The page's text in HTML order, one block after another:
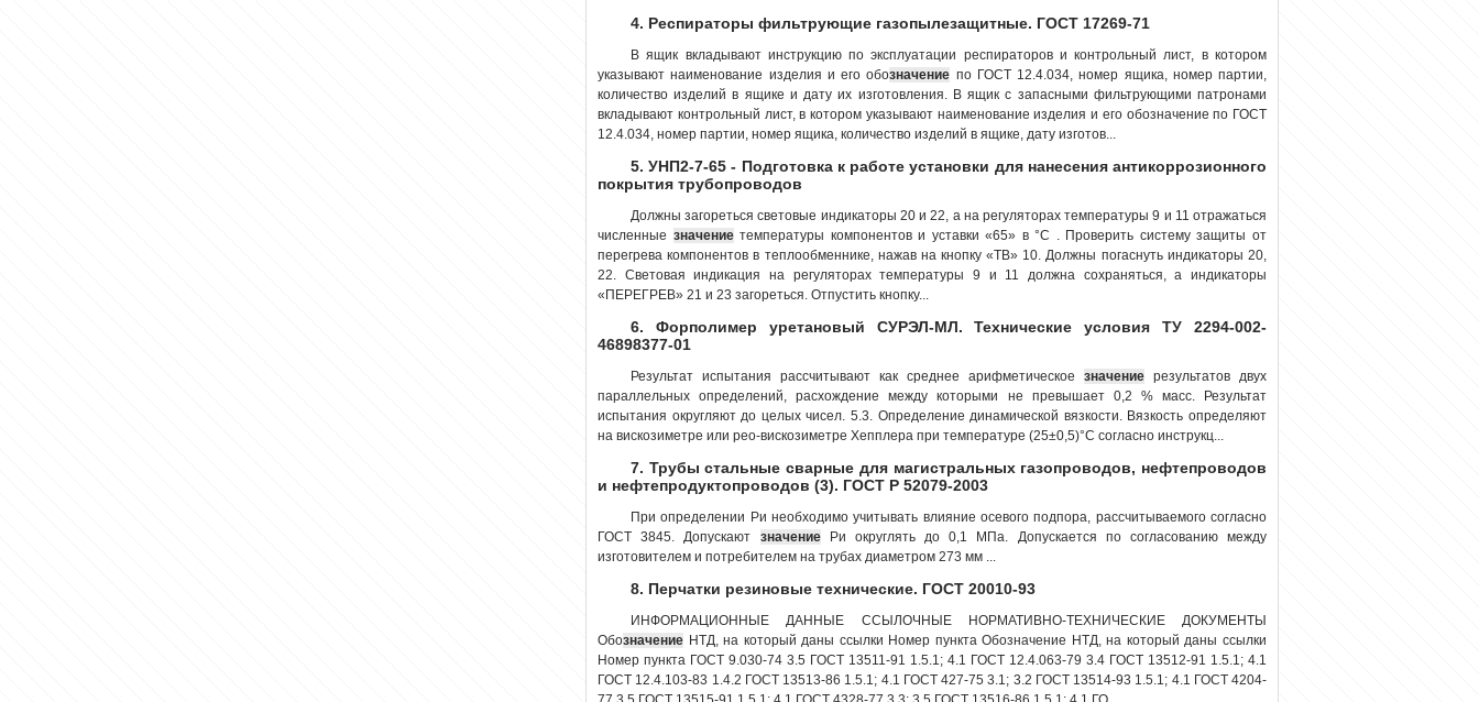
4. Респираторы фильтрующие газопылезащитные. ГОСТ 17269-71
В ящик вкладывают инструкцию по эксплуатации респираторов и контрольный лист, в котором
указывают наименование изделия и его обозначение по ГОСТ 12.4.034, номер ящика, номер партии,
количество изделий в ящике и дату их изготовления. В ящик с запасными фильтрующими патронами
вкладывают контрольный лист, в котором указывают наименование изделия и его обозначение по ГОСТ
12.4.034, номер партии, номер ящика, количество изделий в ящике, дату изготов...
5. УНП2-7-65 - Подготовка к работе установки для нанесения антикоррозионного
покрытия трубопроводов
Должны загореться световые индикаторы 20 и 22, а на регуляторах температуры 9 и 11 отражаться
численные значениетемпературы компонентов и уставки «65» в °С . Проверить систему защиты от
перегрева компонентов в теплообменнике, нажав на кнопку «ТВ» 10. Должны погаснуть индикаторы 20,
22. Световая индикация на регуляторах температуры 9 и 11 должна сохраняться, а индикаторы
«ПЕРЕГРЕВ» 21 и 23 загореться. Отпустить кнопку...
6. Форполимер уретановый СУРЭЛ-МЛ. Технические условия ТУ 2294-002-
46898377-01
Результат испытания рассчитывают как среднее арифметическое значение результатов двух
параллельных определений, расхождение между которыми не превышает 0,2 % масс. Результат
испытания округляют до целых чисел. 5.3. Определение динамической вязкости. Вязкость определяют
на вискозиметре или рео-вискозиметре Хепплера при температуре (25±0,5)°С согласно инструкц...
7. Трубы стальные сварные для магистральных газопроводов, нефтепроводов
и нефтепродуктопроводов (3). ГОСТ Р 52079-2003
При определении Ри необходимо учитывать влияние осевого подпора, рассчитываемого согласно
ГОСТ 3845. Допускают значениеРи округлять до 0,1 МПа. Допускается по согласованию между
изготовителем и потребителем на трубах диаметром 273 мм ...
8. Перчатки резиновые технические. ГОСТ 20010-93
ИНФОРМАЦИОННЫЕ ДАННЫЕ ССЫЛОЧНЫЕ НОРМАТИВНО-ТЕХНИЧЕСКИЕ ДОКУМЕНТЫ
Обозначение НТД, на который даны ссылки Номер пункта Обозначение НТД, на который даны ссылки
Номер пункта ГОСТ 9.030-74 3.5 ГОСТ 13511-91 1.5.1; 4.1 ГОСТ 12.4.063-79 3.4 ГОСТ 13512-91 1.5.1; 4.1
ГОСТ 12.4.103-83 1.4.2 ГОСТ 13513-86 1.5.1; 4.1 ГОСТ 427-75 3.1; 3.2 ГОСТ 13514-93 1.5.1; 4.1 ГОСТ 4204-